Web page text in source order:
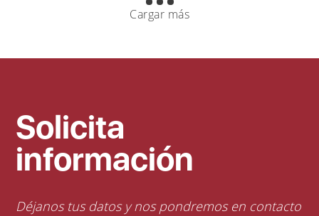
Cargar más
Solicita
información
Déjanos tus datos y nos pondremos en contacto